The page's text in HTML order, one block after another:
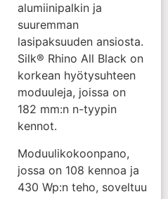
alumiinipalkin ja
suuremman
lasipaksuuden ansiosta.
Silk® Rhino All Black on
korkean hyötysuhteen
moduuleja, joissa on
182 mm:n n-tyypin
kennot.
Moduulikokoonpano,
jossa on 108 kennoa ja
430 Wp:n teho, soveltuu